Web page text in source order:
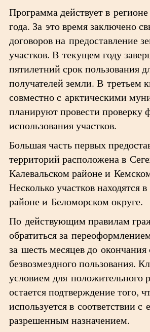
Программа действует в регионе
года. За это время заключено
договоров на предоставление
участков. В текущем году
пятилетний срок пользования
получателей земли. В третьем
совместно с арктическими
планируют провести проверку
использования участков.
Большая часть первых
территорий расположена в
Калевальском районе и
Несколько участков находятся
районе и Беломорском округе.
По действующим правилам
обратиться за
за шесть месяцев до окончания
безвозмездного пользования.
условием для положительного
остается подтверждение того,
используется в соответствии с
разрешенным назначением.